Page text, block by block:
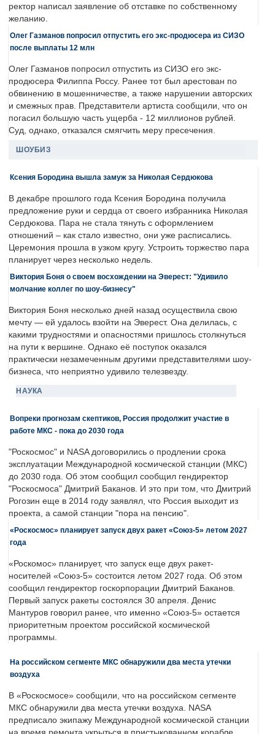
ректор написал заявление об отставке по собственному
желанию.
Олег Газманов попросил отпустить его экс-продюсера из СИЗО
после выплаты 12 млн
Олег Газманов попросил отпустить из СИЗО его экс-
продюсера Филиппа Россу. Ранее тот был арестован по
обвинению в мошенничестве, а также нарушении авторских
и смежных прав. Представители артиста сообщили, что он
погасил большую часть ущерба - 12 миллионов рублей.
Суд, однако, отказался смягчить меру пресечения.
ШОУБИЗ
Ксения Бородина вышла замуж за Николая Сердюкова
В декабре прошлого года Ксения Бородина получила
предложение руки и сердца от своего избранника Николая
Сердюкова. Пара не стала тянуть с оформлением
отношений – как стало известно, они уже расписались.
Церемония прошла в узком кругу. Устроить торжество пара
планирует через несколько недель.
Виктория Боня о своем восхождении на Эверест: "Удивило
молчание коллег по шоу-бизнесу"
Виктория Боня несколько дней назад осуществила свою
мечту — ей удалось взойти на Эверест. Она делилась, с
какими трудностями и опасностями пришлось столкнуться
на пути к вершине. Однако её поступок оказался
практически незамеченным другими представителями шоу-
бизнеса, что неприятно удивило телезвезду.
НАУКА
Вопреки прогнозам скептиков, Россия продолжит участие в
работе МКС - пока до 2030 года
"Роскосмос" и NASA договорились о продлении срока
эксплуатации Международной космической станции (МКС)
до 2030 года. Об этом сообщил сообщил гендиректор
"Роскосмоса" Дмитрий Баканов. И это при том, что Дмитрий
Рогозин еще в 2014 году заявлял, что Россия выходит из
проекта, а самой станции "пора на пенсию".
«Роскосмос» планирует запуск двух ракет «Союз-5» летом 2027
года
«Роскомос» планирует, что запуск еще двух ракет-
носителей «Союз-5» состоится летом 2027 года. Об этом
сообщил гендиректор госкорпорации Дмитрий Баканов.
Первый запуск ракеты состоялся 30 апреля. Денис
Мантуров говорил ранее, что именно «Союз-5» остается
приоритетным проектом российской космической
программы.
На российском сегменте МКС обнаружили два места утечки
воздуха
В «Роскосмосе» сообщили, что на российском сегменте
МКС обнаружили два места утечки воздуха. NASA
предписало экипажу Международной космической станции